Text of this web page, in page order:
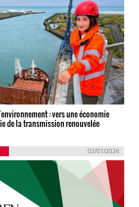
: vers une économie
de la transmission renouvelée
02/07/2026